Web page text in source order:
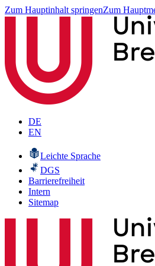
Zum Hauptinhalt springenZum
DE
EN
Leichte Sprache
DGS
Barrierefreiheit
Intern
Sitemap